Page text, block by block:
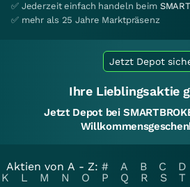
✅ Jederzeit einfach handeln beim
✅ mehr als 25 Jahre Marktpräsenz
Jetzt Depot
Ihre Lieblingsaktie
Jetzt Depot bei
Aktien von A - Z: # A B C D
K
L M N O P Q R S T